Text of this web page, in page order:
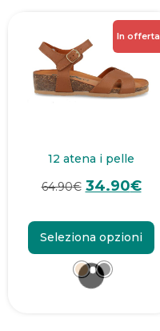
In
12 atena i pelle
64.90€ 34.90€
Seleziona opzioni